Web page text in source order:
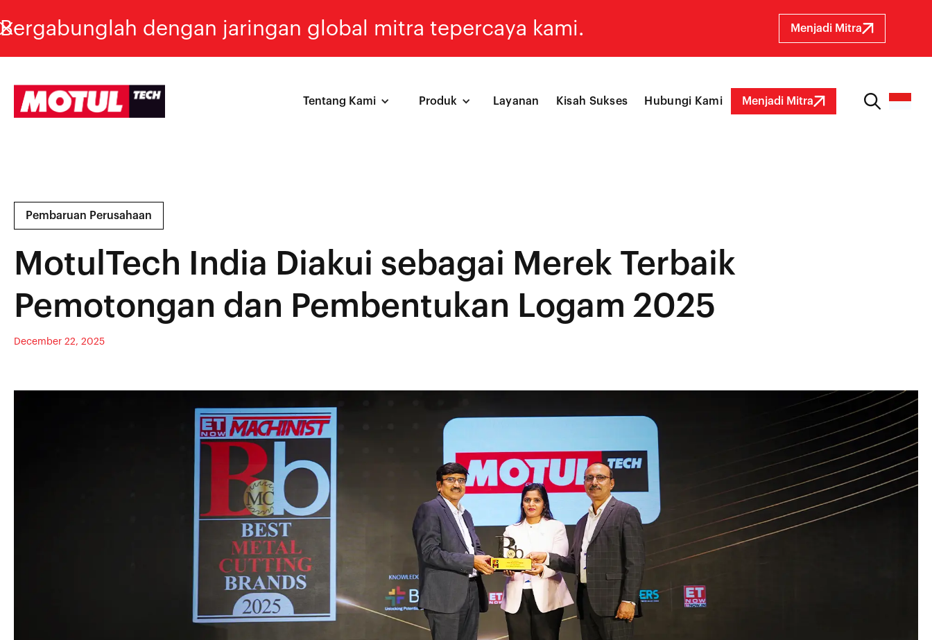
Bergabunglah dengan jaringan global mitra tepercaya kami. Menjadi Mitra
Tentang Kami Produk Layanan Kisah Sukses Hubungi Kami Menjadi Mitra
Pembaruan Perusahaan
MotulTech India Diakui sebagai Merek Terbaik
Pemotongan dan Pembentukan Logam 2025
December 22, 2025